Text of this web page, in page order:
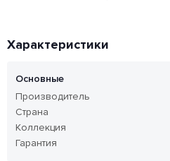
Характеристики
Основные
Производитель
Страна
Коллекция
Гарантия